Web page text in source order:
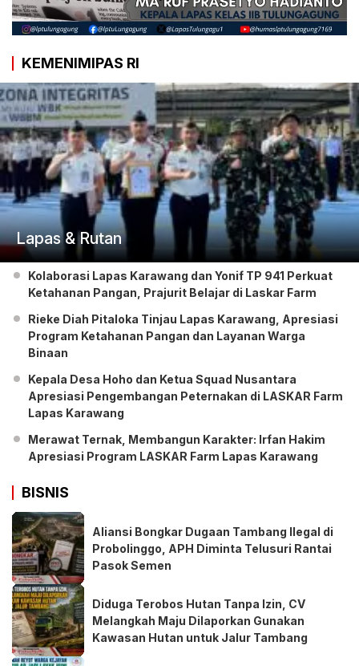
KEMENIMIPAS RI
Lapas & Rutan
Kolaborasi Lapas Karawang dan Yonif TP 941 Perkuat
Ketahanan Pangan, Prajurit Belajar di Laskar Farm
Rieke Diah Pitaloka Tinjau Lapas Karawang, Apresiasi
Program Ketahanan Pangan dan Layanan Warga
Binaan
Kepala Desa Hoho dan Ketua Squad Nusantara
Apresiasi Pengembangan Peternakan di LASKAR Farm
Lapas Karawang
Merawat Ternak, Membangun Karakter: Irfan Hakim
Apresiasi Program LASKAR Farm Lapas Karawang
BISNIS
Aliansi Bongkar Dugaan Tambang Ilegal di
Probolinggo, APH Diminta Telusuri Rantai
Pasok Semen
Diduga Terobos Hutan Tanpa Izin, CV
Melangkah Maju Dilaporkan Gunakan
Kawasan Hutan untuk Jalur Tambang